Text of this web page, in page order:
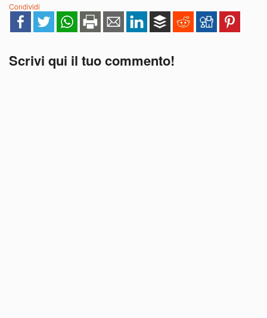
Condividi
Scrivi qui il tuo commento!